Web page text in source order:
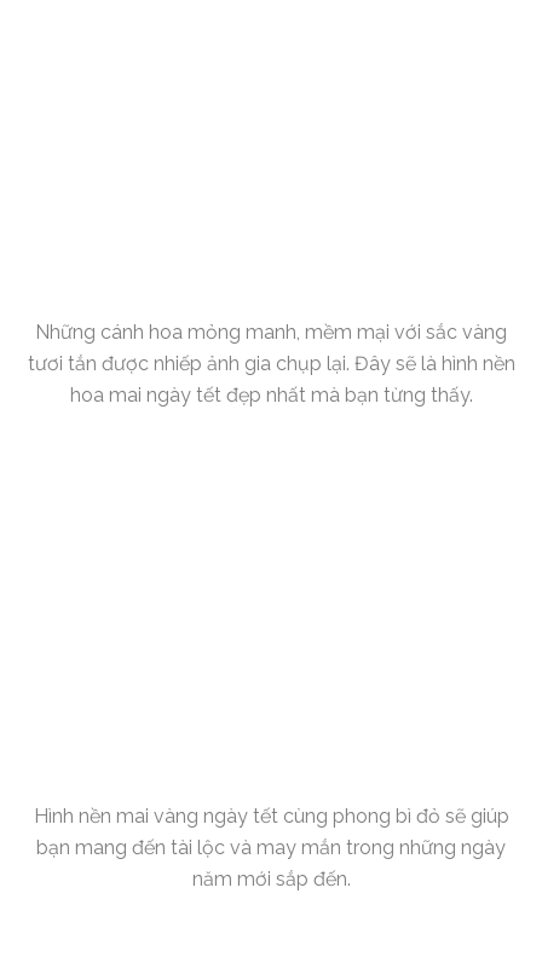
Những cánh hoa mỏng manh, mềm mại với sắc vàng
tươi tắn được nhiếp ảnh gia chụp lại. Đây sẽ là hình nền
hoa mai ngày tết đẹp nhất mà bạn từng thấy.
Hình nền mai vàng ngày tết cùng phong bì đỏ sẽ giúp
bạn mang đến tài lộc và may mắn trong những ngày
năm mới sắp đến.